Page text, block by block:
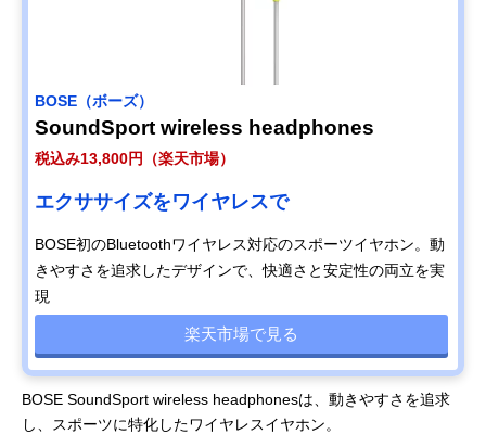
BOSE（ボーズ）
SoundSport wireless headphones
税込み13,800円（楽天市場）
エクササイズをワイヤレスで
BOSE初のBluetoothワイヤレス対応のスポーツイヤホン。動
きやすさを追求したデザインで、快適さと安定性の両立を実
現
楽天市場で見る
BOSE SoundSport wireless headphonesは、動きやすさを追求
し、スポーツに特化したワイヤレスイヤホン。